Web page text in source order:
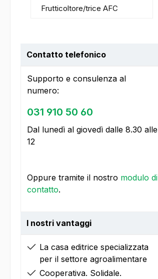
Frutticoltore/trice AFC
Contatto telefonico
Supporto e consulenza al
numero:
031 910 50 60
Dal lunedì al giovedì dalle 8.30 alle
12
Oppure tramite il nostro modulo di
contatto.
I nostri vantaggi
La casa editrice specializzata
per il settore agroalimentare
Cooperativa. Solidale.